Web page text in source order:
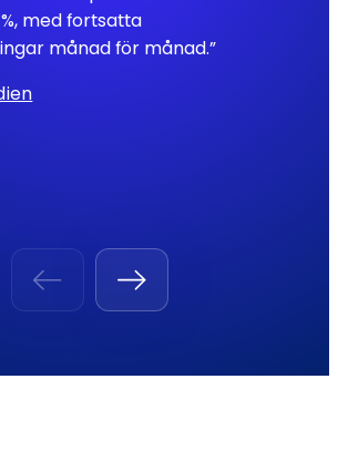
med fortsatta
månad för månad.”